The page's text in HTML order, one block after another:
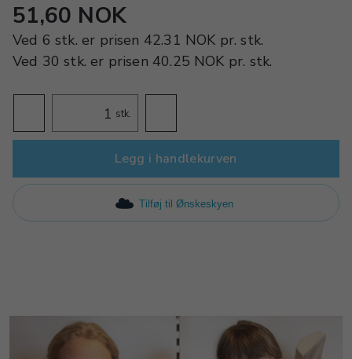
51,60 NOK
Ved 6 stk. er prisen 42.31 NOK pr.stk.
Ved 30 stk. er prisen 40.25 NOK pr. stk.
stk.
Legg i handlekurven
Tilføj til Ønskeskyen